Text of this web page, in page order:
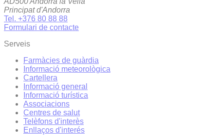
Principat d'Andorra
Tel. +376 80 88 88
Formulari de contacte
Serveis
Farmàcies de guàrdia
Informació meteorològica
Cartellera
Informació general
Informació turística
Associacions
Centres de salut
Telèfons d'interès
Enllaços d'interés